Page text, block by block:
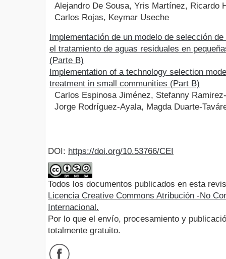
Alejandro De Sousa, Yris Martínez, Ricardo
Carlos Rojas, Keymar Useche
Implementación de un modelo de selección
el tratamiento de aguas residuales en
(Parte B)
Implementation of a technology selection
treatment in small communities (Part B)
Carlos Espinosa Jiménez, Stefanny
Jorge Rodríguez-Ayala, Magda Duarte-
DOI: https://doi.org/10.53766/CEI
Todos los documentos publicados en esta
Licencia Creative Commons Atribución -No
Internacional.
Por lo que el envío, procesamiento y
totalmente gratuito.